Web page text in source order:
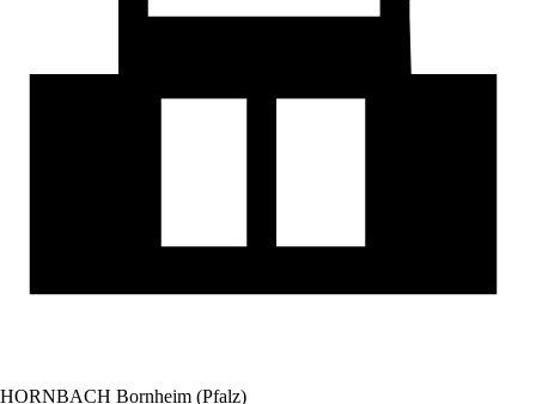
HORNBACH Bornheim (Pfalz)